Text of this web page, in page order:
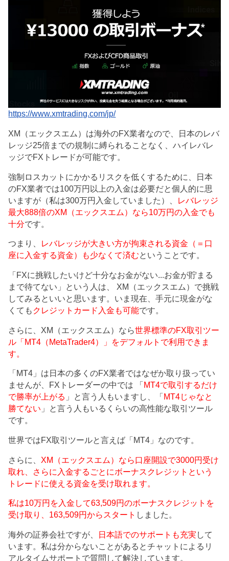
https://www.xmtrading.com/jp/
XM（エックスエム）は海外のFX業者なので、日本のレバ
レッジ25倍までの規制に縛られることなく、ハイレバレ
ッジでFXトレードが可能です。
強制ロスカットにかかるリスクを低くするために、日本
のFX業者では100万円以上の入金は必要だと個人的に思
いますが（私は300万円入金していました）、 レバレッジ
最大888倍のXM（エックスエム）なら10万円の入金でも
十分です。
つまり、 レバレッジが大きい方が拘束される資金（＝口
座に入金する資金）も少なくて済むということです。
「FXに挑戦したいけど十分なお金がない...お金が貯まる
まで待てない」という人は、 XM（エックスエム）で挑戦
してみるといいと思います。いま現在、手元に現金がな
くても クレジットカード入金も可能です。
さらに、XM（エックスエム）なら世界標準のFX取引ツー
ル「MT4（MetaTrader4）」をデフォルトで利用できま
す。
「MT4」は日本の多くのFX業者ではなぜか取り扱ってい
ませんが、FXトレーダーの中では 「 MT4で取引するだけ
で勝率が上がる 」と言う人もいますし、「 MT4じゃなと
勝てない 」と言う人もいるくらいの高性能な取引ツール
です。
世界ではFX取引ツールと言えば「MT4」なのです。
さらに、 XM（エックスエム）なら口座開設で3000円受け
取れ、さらに入金するごとにボーナスクレジットという
トレードに使える資金を受け取れます。
私は10万円を入金して63,509円のボーナスクレジットを
受け取り、163,509円からスタート しました。
海外の証券会社ですが、 日本語でのサポートも充実 して
います。私は分からないことがあるとチャットによるリ
アルタイムサポートで質問して解決しています。